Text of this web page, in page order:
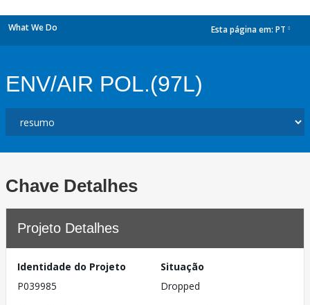
What We Do Esta página em: PT
ENV/AIR POL.(97L)
Chave Detalhes
Projeto Detalhes
Identidade do Projeto
P039985
Situação
Dropped